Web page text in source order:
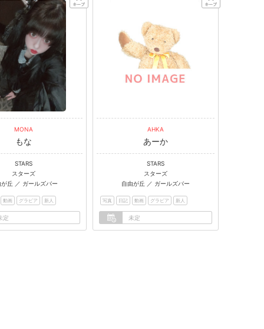
MONA
もな
STARS
スターズ
が丘 ／ ガールズバー
動画 グラビア 新人
定
AHKA
あーか
STARS
スターズ
自由が丘 ／ ガールズバー
写真 日記 動画 グラビア 新人
未定